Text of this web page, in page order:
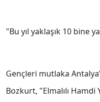
"Bu yıl yaklaşık 10 bine
Gençleri mutlaka
Bozkurt, "Elmalılı Hamdi